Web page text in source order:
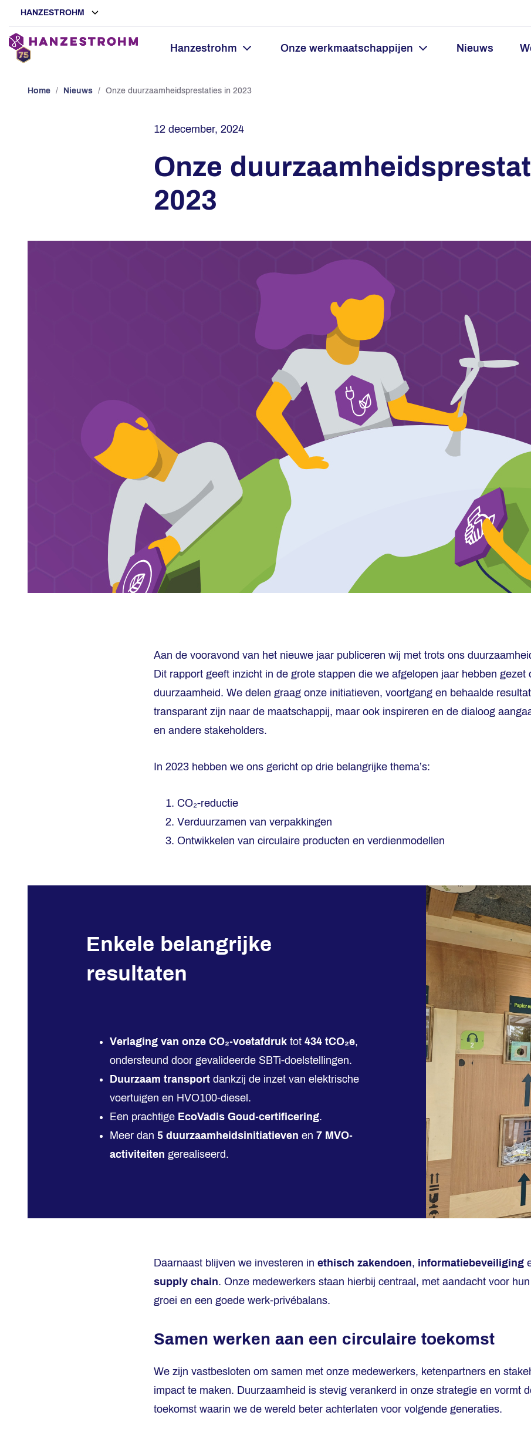
HANZESTROHM
Hanzestrohm Onze werkmaatschappijen Nieuws
Home / Nieuws / Onze duurzaamheidsprestaties in 2023
12 december, 2024
Onze
2023
Aan de vooravond van het nieuwe jaar publiceren wij met trots ons
Dit rapport geeft inzicht in de grote stappen die we afgelopen jaar hebben gezet
duurzaamheid. We delen graag onze initiatieven, voortgang en behaalde
transparant zijn naar de maatschappij, maar ook inspireren en de dialoog
en andere stakeholders.
In 2023 hebben we ons gericht op drie belangrijke thema’s:
CO₂-reductie
Verduurzamen van verpakkingen
Ontwikkelen van circulaire producten en verdienmodellen
Enkele belangrijke
resultaten
Verlaging van onze CO₂-voetafdruk tot 434 tCO₂e,
ondersteund door gevalideerde SBTi-doelstellingen.
Duurzaam transport dankzij de inzet van elektrische
voertuigen en HVO100-diesel.
Een prachtige EcoVadis Goud-certificering.
Meer dan 5 duurzaamheidsinitiatieven en 7 MVO-
activiteiten gerealiseerd.
Daarnaast blijven we investeren in ethisch zakendoen, informatiebeveiliging
supply chain. Onze medewerkers staan hierbij centraal, met aandacht voor
groei en een goede werk-privébalans.
Samen werken aan een circulaire toekomst
We zijn vastbesloten om samen met onze medewerkers, ketenpartners en
impact te maken. Duurzaamheid is stevig verankerd in onze strategie en vormt
toekomst waarin we de wereld beter achterlaten voor volgende generaties.